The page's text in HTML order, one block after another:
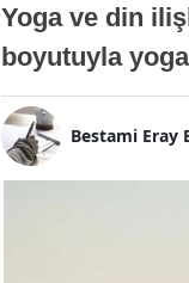
Yoga ve din
boyutuyla
Bestami Eray